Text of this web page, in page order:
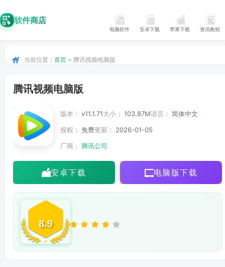
软件商店
电脑软件 安卓下载 苹果下载 资讯教程
当前位置： 首页 > 腾讯视频电脑版
腾讯视频电脑版
版本： v11.1.71大小： 103.87M语言： 简体中文
授权： 免费更新：
2026-01-05
厂商：
腾讯公司
安卓下载 电脑版下载
8.9